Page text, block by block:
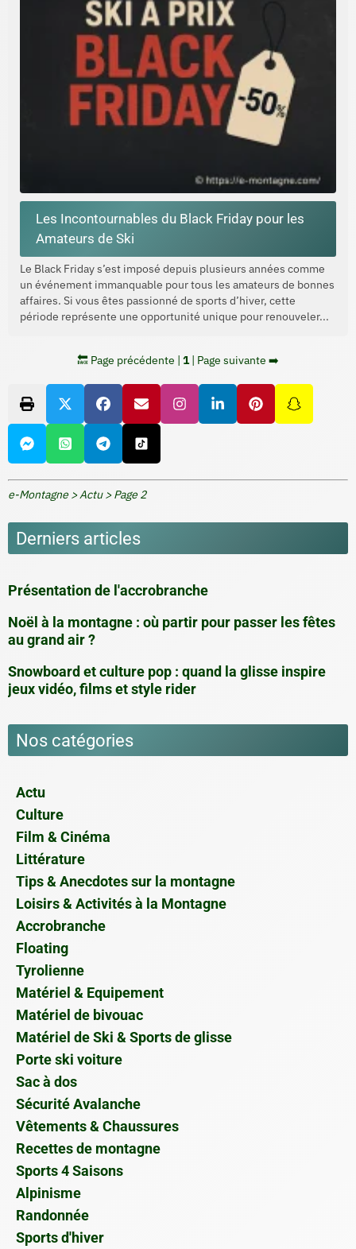
Les Incontournables du Black Friday pour les
Amateurs de Ski
Le Black Friday s’est imposé depuis plusieurs années comme
un événement immanquable pour tous les amateurs de bonnes
affaires. Si vous êtes passionné de sports d’hiver, cette
période représente une opportunité unique pour renouveler...
🔙 Page précédente | 1| Page suivante ➡️
e-Montagne >Actu >Page 2
Derniers articles
Présentation de l'accrobranche
Noël à la montagne : où partir pour passer les fêtes
au grand air ?
Snowboard et culture pop : quand la glisse inspire
jeux vidéo, films et style rider
Nos catégories
Actu
Culture
Film & Cinéma
Littérature
Tips & Anecdotes sur la montagne
Loisirs & Activités à la Montagne
Accrobranche
Floating
Tyrolienne
Matériel & Equipement
Matériel de bivouac
Matériel de Ski & Sports de glisse
Porte ski voiture
Sac à dos
Sécurité Avalanche
Vêtements & Chaussures
Recettes de montagne
Sports 4 Saisons
Alpinisme
Randonnée
Sports d'hiver